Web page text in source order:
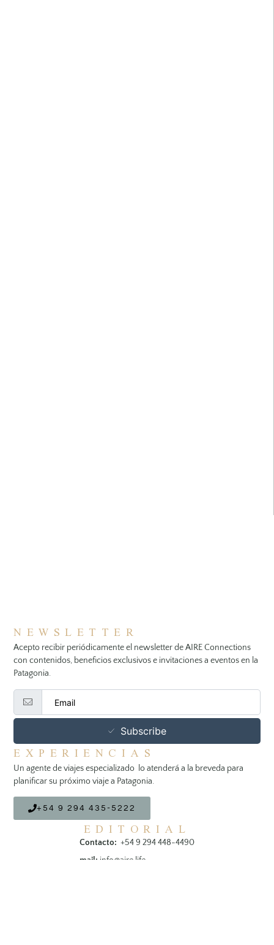
NEWSLETTER
Acepto recibir periódicamente el newsletter de AIRE Connections
con contenidos, beneficios exclusivos e invitaciones a eventos en la
Patagonia.
Subscribe
EXPERIENCIAS
Un agente de viajes especializado lo atenderá a la breveda para
planificar su próximo viaje a Patagonia.
+54 9 294 435-5222
EDITORIAL
Contacto: +54 9 294 448-4490
mail: info@aire.life